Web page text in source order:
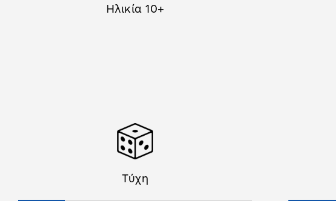
Ηλικία 10+
Τύχη